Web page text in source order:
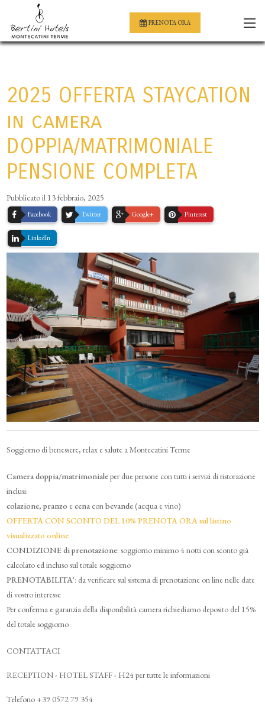
PRENOTA ORA
2025 OFFERTA STAYCATION
in camera
DOPPIA/MATRIMONIALE
PENSIONE COMPLETA
Pubblicato il 13 febbraio, 2025
Facebook Twitter Google+ Pinterest
LinkedIn
Soggiorno di benessere, relax e salute a Montecatini Terme
Camera doppia/matrimonialeper due persone con tutti i servizi di ristorazione
inclusi:
colazione, pranzo ecenaconbevande(acqua e vino)
OFFERTA CON SCONTO DEL 10% PRENOTA ORA sul listino
visualizzato online
CONDIZIONE di prenotazione: soggiorno minimo 4 notti con sconto già
calcolato ed incluso sul totale soggiorno
PRENOTABILITA': da verificare sul sistema di prenotazione on line nelle date
di vostro interesse
Per conferma e garanzia della disponibilità camera richiediamo deposito del 15%
del totale soggiorno
CONTATTACI
RECEPTION - HOTEL STAFF - H24 per tutte le informazioni
Telefono +39 0572 79 354